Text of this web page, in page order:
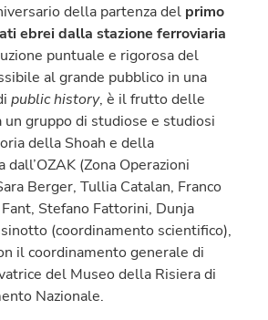
della partenza del primo
ebrei dalla stazione ferroviaria
puntuale e rigorosa del
al grande pubblico in una
public history, è il frutto delle
un gruppo di studiose e studiosi
della Shoah e della
(Zona Operazioni
Berger, Tullia Catalan, Franco
Stefano Fattorini, Dunja
(coordinamento scientifico),
il coordinamento generale di
del Museo della Risiera di
Nazionale.